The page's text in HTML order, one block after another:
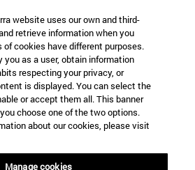
website uses our own and third-
retrieve information when you
cookies have different purposes.
you as a user, obtain information
respecting your privacy, or
is displayed. You can select the
or accept them all. This banner
choose one of the two options.
about our cookies, please visit
Manage cookies